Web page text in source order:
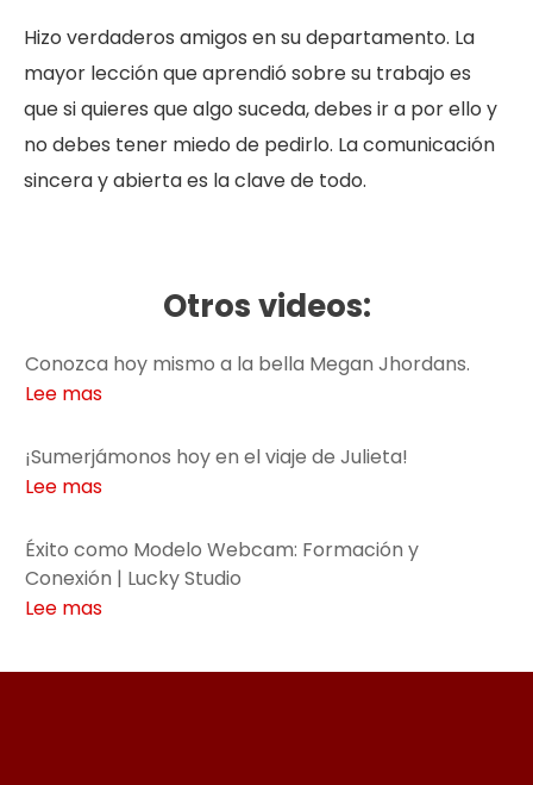
Hizo verdaderos amigos en su departamento. La
mayor lección que aprendió sobre su trabajo es
que si quieres que algo suceda, debes ir a por ello y
no debes tener miedo de pedirlo. La comunicación
sincera y abierta es la clave de todo.
Otros videos:
Conozca hoy mismo a la bella Megan Jhordans.
Lee mas
¡Sumerjámonos hoy en el viaje de Julieta!
Lee mas
Éxito como Modelo Webcam: Formación y
Conexión | Lucky Studio
Lee mas